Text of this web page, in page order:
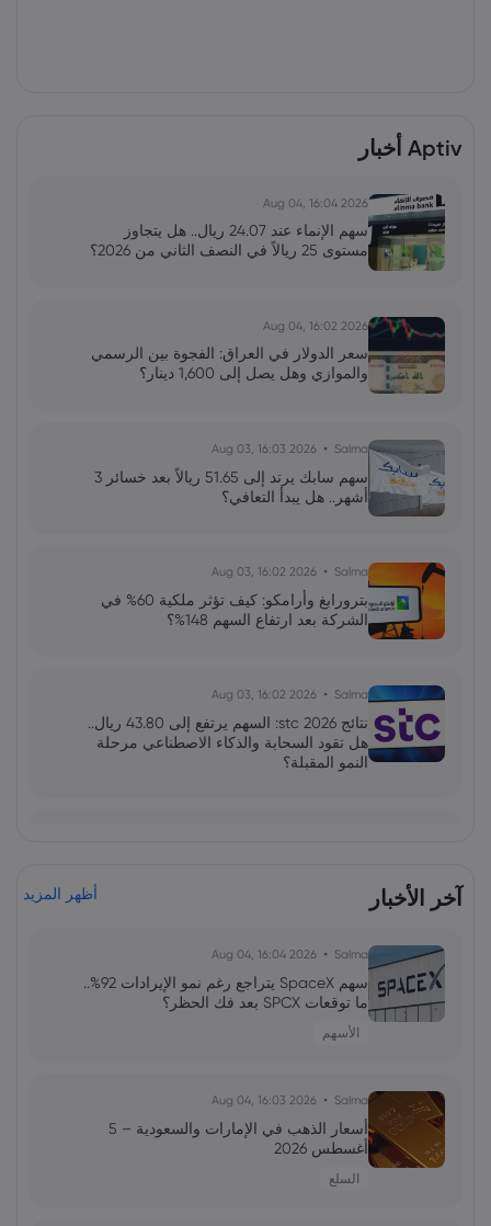
Aptiv أخبار
2026 Aug 04, 16:04
سهم الإنماء عند 24.07 ريال.. هل يتجاوز
مستوى 25 ريالاً في النصف الثاني من 2026؟
2026 Aug 04, 16:02
سعر الدولار في العراق: الفجوة بين الرسمي
والموازي وهل يصل إلى 1,600 دينار؟
Salma
2026 Aug 03, 16:03
سهم سابك يرتد إلى 51.65 ريالاً بعد خسائر 3
أشهر.. هل يبدأ التعافي؟
Salma
2026 Aug 03, 16:02
بترورابغ وأرامكو: كيف تؤثر ملكية 60% في
الشركة بعد ارتفاع السهم 148%؟
Salma
2026 Aug 03, 16:02
نتائج stc 2026: السهم يرتفع إلى 43.80 ريال..
هل تقود السحابة والذكاء الاصطناعي مرحلة
النمو المقبلة؟
توازن دقيق بين التضخم واستقرار السوق
فاطمة
ارتداد قطاع رقائق التخزين: هل يمثل الذكاء
الاصطناعي استدامة الدورة؟
رئيس الاحتياطي الفيدرالي الجديد: نحو إعادة
تشكيل التواصل والتحكم في التوقعات
آخر الأخبار أظهر المزيد
Salma
2026 Aug 04, 16:04
سهم SpaceX يتراجع رغم نمو الإيرادات 92%..
ما توقعات SPCX بعد فك الحظر؟
الأسهم
Salma
2026 Aug 04, 16:03
أسعار الذهب في الإمارات والسعودية – 5
أغسطس 2026
السلع